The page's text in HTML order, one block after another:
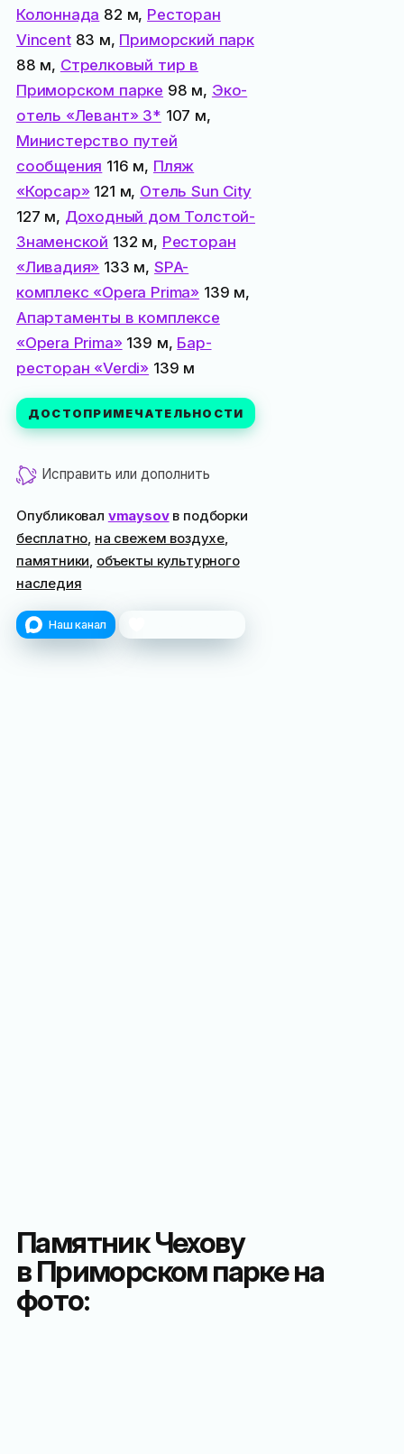
Колоннада 82 м, Ресторан
Vincent83 м, Приморский парк
88 м, Стрелковый тир в
Приморском парке 98 м, Эко-
отель «Левант» 3* 107 м,
Министерство путей
сообщения 116 м, Пляж
«Корсар»121 м, Отель Sun City
127 м, Доходный дом Толстой-
Знаменской 132 м, Ресторан
«Ливадия» 133 м, SPA-
комплекс «Opera Prima» 139 м,
Апартаменты в комплексе
«Opera Prima»139 м, Бар-
ресторан «Verdi» 139 м
ДОСТОПРИМЕЧАТЕЛЬНОСТИ
Исправить или дополнить
Опубликовал vmaysovв подборки
бесплатно на свежем воздухе
памятники объекты культурного
наследия
Наш канал
Памятник Чехову
в Приморском парке на
фото: